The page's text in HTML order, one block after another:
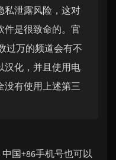
私泄露风险，这对
件是很致命的。官
过万的频道会有不
汉化，并且使用电
没有使用上述第三
国+86手机号也可以